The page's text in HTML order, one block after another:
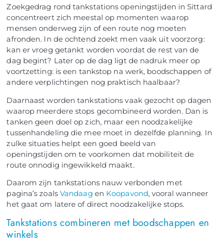
Zoekgedrag rond tankstations openingstijden in Sittard
concentreert zich meestal op momenten waarop
mensen onderweg zijn of een route nog moeten
afronden. In de ochtend zoekt men vaak uit voorzorg:
kan er vroeg getankt worden voordat de rest van de
dag begint? Later op de dag ligt de nadruk meer op
voortzetting: is een tankstop na werk, boodschappen of
andere verplichtingen nog praktisch haalbaar?
Daarnaast worden tankstations vaak gezocht op dagen
waarop meerdere stops gecombineerd worden. Dan is
tanken geen doel op zich, maar een noodzakelijke
tussenhandeling die mee moet in dezelfde planning. In
zulke situaties helpt een goed beeld van
openingstijden om te voorkomen dat mobiliteit de
route onnodig ingewikkeld maakt.
Daarom zijn tankstations nauw verbonden met
pagina’s zoals Vandaag en Koopavond, vooral wanneer
het gaat om latere of direct noodzakelijke stops.
Tankstations combineren met boodschappen en
winkels